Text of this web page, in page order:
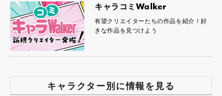
キャラコミWalker
有望クリエイターたちの作品を紹介！好
きな作品を見つけよう
キャラクター別に情報を見る